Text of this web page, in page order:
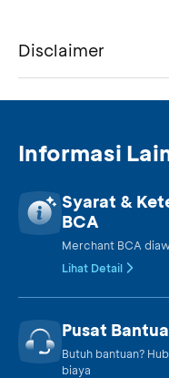
Disclaimer
Informasi
Syarat &
BCA
Merchant BCA
Lihat Detail
Pusat
Butuh bantuan?
biaya